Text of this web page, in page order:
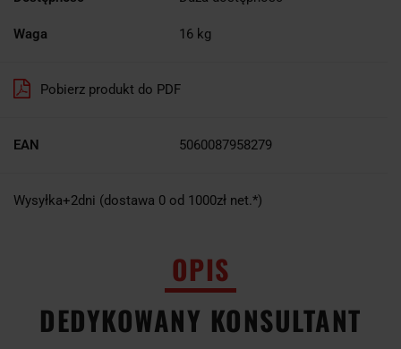
Waga 16 kg
Pobierz produkt do PDF
EAN 5060087958279
Wysyłka+2dni (dostawa 0 od 1000zł net.*)
OPIS
DEDYKOWANY KONSULTANT